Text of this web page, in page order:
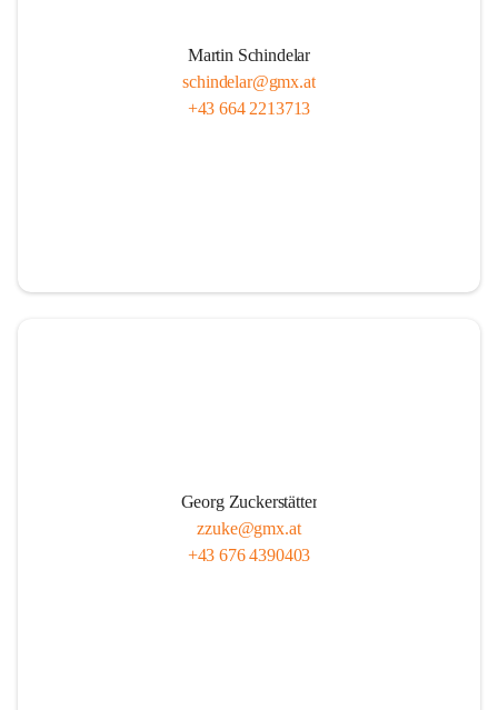
Martin Schindelar
schindelar@gmx.at
+43 664 2213713
Georg Zuckerstätter
zzuke@gmx.at
+43 676 4390403